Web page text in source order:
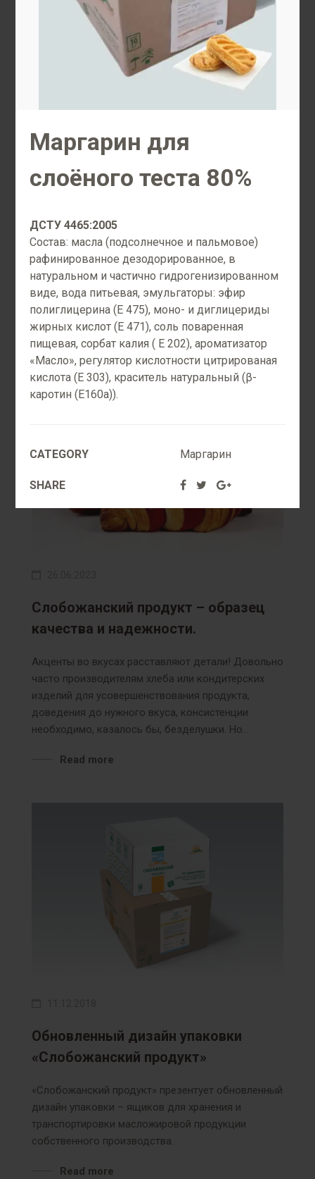
Маргарин для
слоёного теста 80%
ДСТУ 4465:2005
Состав: масла (подсолнечное и пальмовое)
рафинированное дезодорированное, в
натуральном и частично гидрогенизированном
виде, вода питьевая, эмульгаторы: эфир
полиглицерина (Е 475), моно- и диглицериды
жирных кислот (Е 471), соль поваренная
пищевая, сорбат калия ( E 202), ароматизатор
«Масло», регулятор кислотности цитрированая
кислота (Е 303), краситель натуральный (β-
каротин (Е160а)).
CATEGORY Маргарин
SHARE
сотрудников
клиентов
Новости компании
Слобожанский продукт – образец
качества и надежности.
Акценты во вкусах расставляют детали! Довольно
часто производителям хлеба или кондитерских
изделий для усовершенствования продукта,
доведения до нужного вкуса, консистенции
необходимо, казалось бы, безделушки. Но…
Read more
Обновленный дизайн упаковки
«Слобожанский продукт»
«Слобожанский продукт» презентует обновленный
дизайн упаковки – ящиков для хранения и
транспортировки масложировой продукции
собственного производства.
Read more